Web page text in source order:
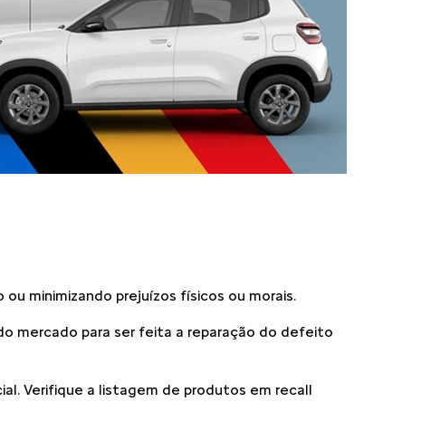
minimizando prejuízos físicos ou morais.
mercado para ser feita a reparação do defeito
Verifique a listagem de produtos em recall